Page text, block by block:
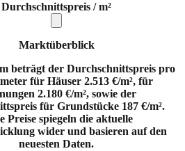
Durchschnittspreis / m²
Marktüberblick
beträgt der Durchschnittspreis pro
für Häuser 2.513 €/m², für
2.180 €/m², sowie der
für Grundstücke 187 €/m².
Preise spiegeln die aktuelle
wider und basieren auf den
neuesten Daten.